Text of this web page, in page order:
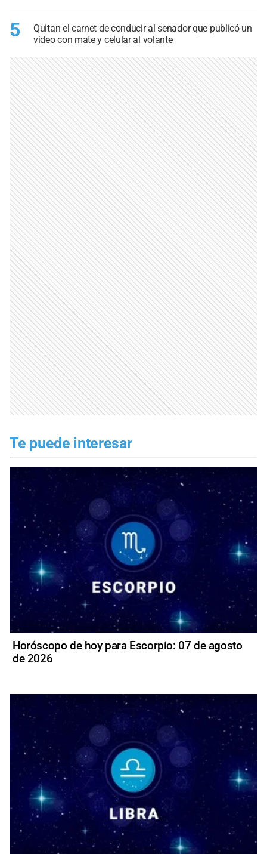
5
Quitan el carnet de conducir al senador que publicó un
video con mate y celular al volante
Te puede interesar
Horóscopo de hoy para Escorpio: 07 de agosto
de 2026